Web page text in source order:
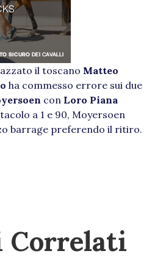
il toscano Matteo
ha commesso errore sui due
con Loro Piana
a 1 e 90, Moyersoen
barrage preferendo il ritiro.